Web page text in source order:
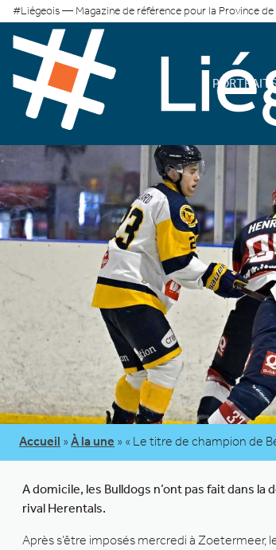
#Liégeois — Magazine de référence pour la Province de
Accueil » À la une » « Le titre de champion de
A domicile, les Bulldogs n’ont pas fait dans
rival Herentals.
Après s’être imposés mercredi à Zoetermeer,